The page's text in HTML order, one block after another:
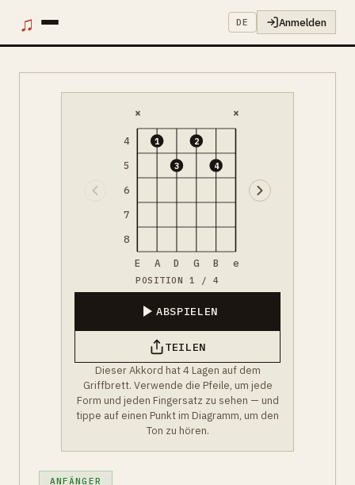
♫ DE Anmelden
4
5
6
7
8
× ×
1
3
2
4
E A D G B e
POSITION 1 / 4
ABSPIELEN
TEILEN
Dieser Akkord hat 4 Lagen auf dem
Griffbrett. Verwende die Pfeile, um jede
Form und jeden Fingersatz zu sehen — und
tippe auf einen Punkt im Diagramm, um den
Ton zu hören.
ANFÄNGER